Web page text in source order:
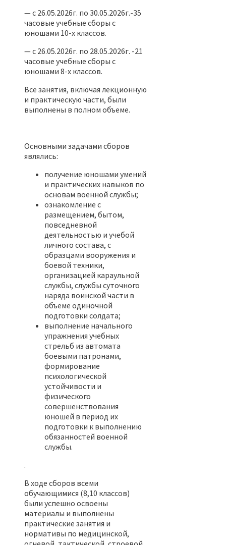
— с 26.05.2026г. по 30.05.2026г.-35
часовые учебные сборы с
юношами 10-х классов.
— с 26.05.2026г. по 28.05.2026г. -21
часовые учебные сборы с
юношами 8-х классов.
Все занятия, включая лекционную
и практическую части, были
выполнены в полном объеме.
Основными задачами сборов
являлись:
получение юношами умений
и практических навыков по
основам военной службы;
ознакомление с
размещением, бытом,
повседневной
деятельностью и учебой
личного состава, с
образцами вооружения и
боевой техники,
организацией караульной
службы, службы суточного
наряда воинской части в
объеме одиночной
подготовки солдата;
выполнение начального
упражнения учебных
стрельб из автомата
боевыми патронами,
формирование
психологической
устойчивости и
физического
совершенствования
юношей в период их
подготовки к выполнению
обязанностей военной
службы.
.
В ходе сборов всеми
обучающимися (8,10 классов)
были успешно освоены
материалы и выполнены
практические занятия и
нормативы по медицинской,